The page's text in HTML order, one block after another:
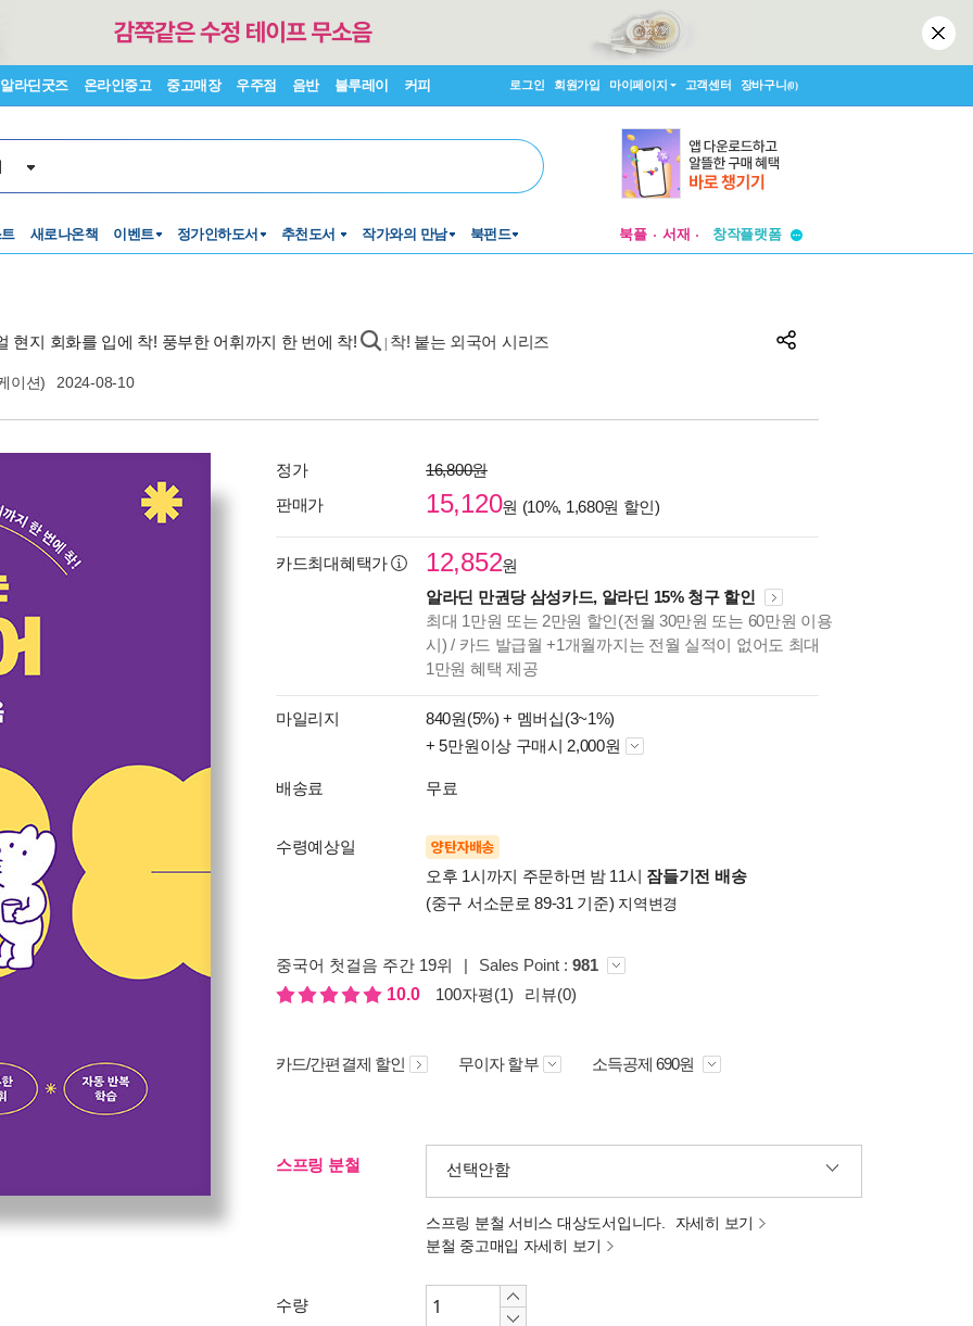
알라딘굿즈 온라인중고 중고매장 우주점 음반 블루레이 커피 로그인 회원가입 마이페이지 고객센터 장바구니(0)
새로나온책 이벤트 정가인하도서 추천도서 작가와의 만남 북펀드 북플 서재
창작플랫폼
현지 회화를 입에 착! 풍부한 어휘까지 한 번에 착! 착! 붙는 외국어 시리즈
이션) 2024-08-10
정가
16,800원
판매가
15,120원 (10%, 1,680원 할인)
카드최대혜택가 12,852원
알라딘 만권당 삼성카드, 알라딘 15% 청구 할인
최대 1만원 또는 2만원 할인(전월 30만원 또는 60만원 이용
시) / 카드 발급월 +1개월까지는 전월 실적이 없어도 최대
1만원 혜택 제공
마일리지 840원(5%) + 멤버십(3~1%)
+ 5만원이상 구매시 2,000원
배송료 무료
수령예상일 양탄자배송
오후 1시까지 주문하면 밤 11시 잠들기전 배송
(중구 서소문로 89-31 기준) 지역변경
중국어 첫걸음 주간 19위 | Sales Point : 981
10.0
100자평(1) 리뷰(0)
카드/간편결제 할인 무이자 할부 소득공제 690원
스프링 분철 선택안함
스프링 분철 서비스 대상도서입니다.
자세히 보기
분철 중고매입 자세히 보기
수량